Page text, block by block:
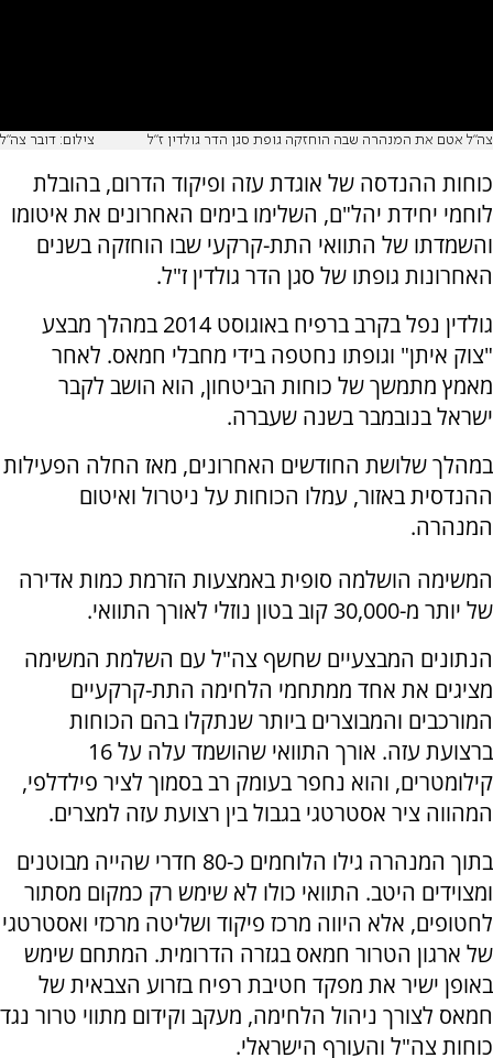
צה"ל אטם את המנהרה שבה הוחזקה גופת סגן הדר גולדין ז"ל צילום: דובר צה"ל
כוחות ההנדסה של אוגדת עזה ופיקוד הדרום, בהובלת
לוחמי יחידת יהל"ם, השלימו בימים האחרונים את איטומו
והשמדתו של התוואי התת-קרקעי שבו הוחזקה בשנים
האחרונות גופתו של סגן הדר גולדין ז"ל.
גולדין נפל בקרב ברפיח באוגוסט 2014 במהלך מבצע
"צוק איתן" וגופתו נחטפה בידי מחבלי חמאס. לאחר
מאמץ מתמשך של כוחות הביטחון, הוא הושב לקבר
ישראל בנובמבר בשנה שעברה.
במהלך שלושת החודשים האחרונים, מאז החלה הפעילות
ההנדסית באזור, עמלו הכוחות על ניטרול ואיטום
המנהרה.
המשימה הושלמה סופית באמצעות הזרמת כמות אדירה
של יותר מ-30,000 קוב בטון נוזלי לאורך התוואי.
הנתונים המבצעיים שחשף צה"ל עם השלמת המשימה
מציגים את אחד ממתחמי הלחימה התת-קרקעיים
המורכבים והמבוצרים ביותר שנתקלו בהם הכוחות
ברצועת עזה. אורך התוואי שהושמד עלה על 16
קילומטרים, והוא נחפר בעומק רב בסמוך לציר פילדלפי,
המהווה ציר אסטרטגי בגבול בין רצועת עזה למצרים.
בתוך המנהרה גילו הלוחמים כ-80 חדרי שהייה מבוטנים
ומצוידים היטב. התוואי כולו לא שימש רק כמקום מסתור
לחטופים, אלא היווה מרכז פיקוד ושליטה מרכזי ואסטרטגי
של ארגון הטרור חמאס בגזרה הדרומית. המתחם שימש
באופן ישיר את מפקד חטיבת רפיח בזרוע הצבאית של
חמאס לצורך ניהול הלחימה, מעקב וקידום מתווי טרור נגד
כוחות צה"ל והעורף הישראלי.